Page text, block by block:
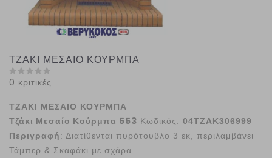
ΤΖΑΚΙ ΜΕΣΑΙΟ ΚΟΥΡΜΠΑ
0 κριτικές
ΤΖΑΚΙ ΜΕΣΑΙΟ ΚΟΥΡΜΠΑ
Τζάκι Μεσαίο Κούρμπα 553 Κωδικός: 04ΤΖΑΚ306999
Περιγραφή: Διατίθενται πυρότουβλο 3 εκ, περιλαμβάνει
Τάμπερ & Σκαφάκι με σχάρα.